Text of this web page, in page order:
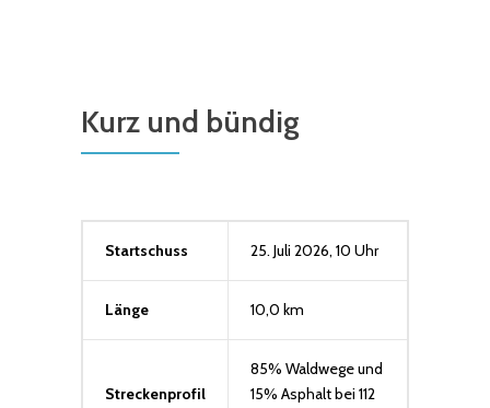
Kurz und bündig
Startschuss 25. Juli 2026, 10 Uhr
Länge 10,0 km
Streckenprofil
85% Waldwege und
15% Asphalt bei 112